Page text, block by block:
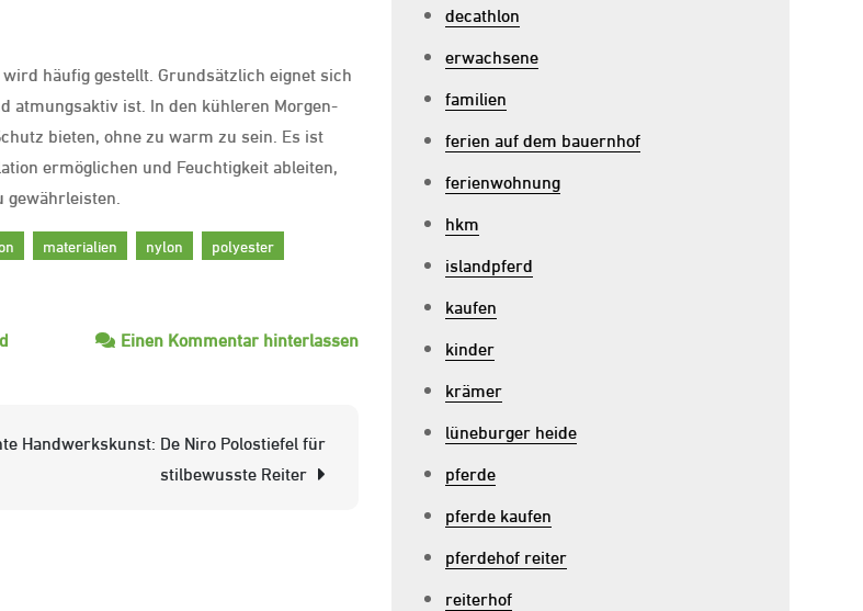
häufig gestellt. Grundsätzlich eignet sich
atmungsaktiv ist. In den kühleren Morgen-
bieten, ohne zu warm zu sein. Es ist
ermöglichen und Feuchtigkeit ableiten,
materialien nylon
polyester
Einen Kommentar hinterlassenzu
Reitjacke
Kombination
Handwerkskunst: De Niro Polostiefel für
stilbewusste Reiter
decathlon
erwachsene
familien
ferien auf dem bauernhof
ferienwohnung
hkm
islandpferd
kaufen
kinder
krämer
lüneburger heide
pferde
pferde kaufen
pferdehof reiter
reiterhof